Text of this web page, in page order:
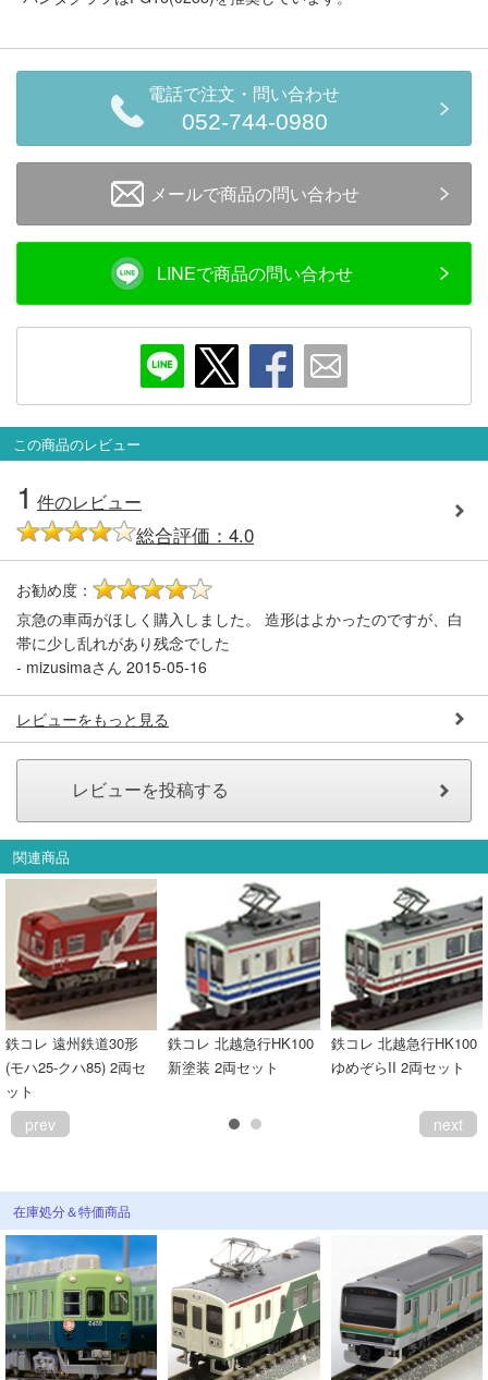
レビューについて
© 2026 Mid Japan, Inc.
電話で注文・問い合わせ
052-744-0980
メールで商品の問い合わせ
LINEで商品の問い合わせ
この商品のレビュー
1 件のレビュー
総合評価：4.0
お勧め度：
京急の車両がほしく購入しました。 造形はよかったのですが、白
帯に少し乱れがあり残念でした
- mizusimaさん 2015-05-16
レビューをもっと見る
関連商品
鉄コレ 遠州鉄道30形
(モハ25-クハ85) 2両セ
ット
鉄コレ 北越急行HK100
新塗装 2両セット
鉄コレ 北越急行HK100
ゆめぞらII 2両セット
prev next
在庫処分＆特価商品